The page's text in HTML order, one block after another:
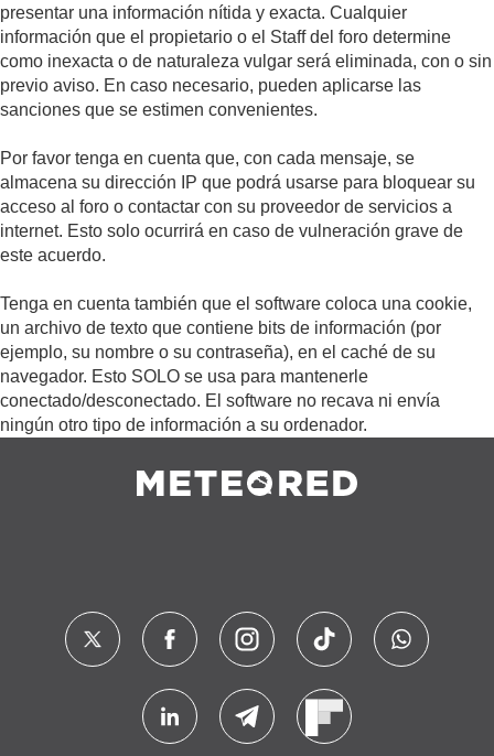
presentar una información nítida y exacta. Cualquier
información que el propietario o el Staff del foro determine
como inexacta o de naturaleza vulgar será eliminada, con o sin
previo aviso. En caso necesario, pueden aplicarse las
sanciones que se estimen convenientes.
Por favor tenga en cuenta que, con cada mensaje, se
almacena su dirección IP que podrá usarse para bloquear su
acceso al foro o contactar con su proveedor de servicios a
internet. Esto solo ocurrirá en caso de vulneración grave de
este acuerdo.
Tenga en cuenta también que el software coloca una cookie,
un archivo de texto que contiene bits de información (por
ejemplo, su nombre o su contraseña), en el caché de su
navegador. Esto SOLO se usa para mantenerle
conectado/desconectado. El software no recava ni envía
ningún otro tipo de información a su ordenador.